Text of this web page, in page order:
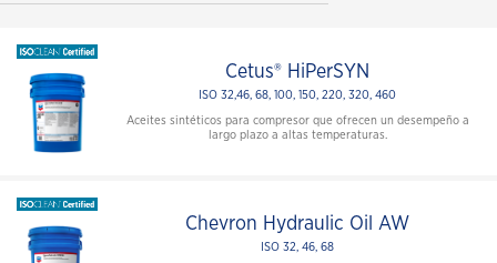
Cetus® HiPerSYN
ISO 32,46, 68, 100, 150, 220, 320, 460
Aceites sintéticos para compresor que ofrecen un desempeño a
largo plazo a altas temperaturas.
Chevron Hydraulic Oil AW
ISO 32, 46, 68